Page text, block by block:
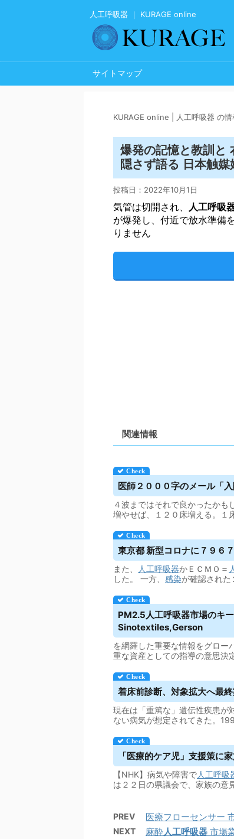
人工呼吸器 ｜ KURAGE online
サイトマップ
KURAGE online | 人工呼吸器 の情
爆発の記憶と教訓と
隠さず語る 日本触
投稿日： 2022年10月1日
気管は切開され、 人工呼吸
が爆発し、付近で放水準備
りません
関連情報
医師２０００字のメール「
４波まではそれで良かったか
増やせば、１２０床増える。１
東京都 新型コロナに７９６
また、 人工呼吸器かＥＣＭＯ＝
した。 一方、 感染が確認された
PM2.5 人工呼吸器市場のキ
Sinotextiles,Gerson
を網羅した重要な情報をグロー
重な資産としての指導の意思決
着床前診断、対象拡大へ最
現在は「重篤な」遺伝性疾患が
ない病気が想定されてきた。
「医療的ケア児」支援策に
【NHK】病気や障害で人工呼吸
は２２日の県議会で、家族の意
PREV 医療フローセンサー
NEXT 麻酔人工呼吸器 市場